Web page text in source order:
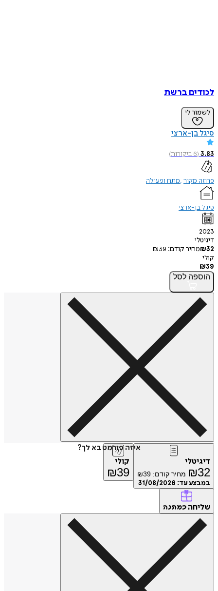
לכודים ברשת
לשמור לי
סיגל בן-ארצי
3.83
(
6ביקורות)
פרוזה מקור מתח ופעולה
סיגל בן-ארצי
2023
דיגיטלי
₪32 מחיר קודם: ₪39
קולי
₪39
הוספה לסל
איזה פורמט בא לך?
דיגיטלי
₪32 מחיר קודם: ₪39
במבצע עד: 31/08/2026
קולי
₪39
שליחה כמתנה